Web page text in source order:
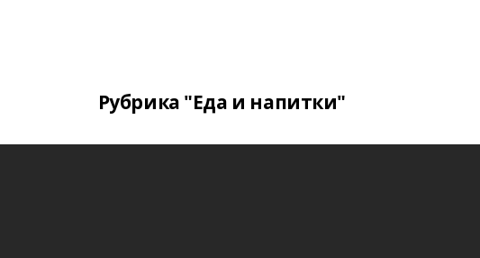
Рубрика "Еда и напитки"